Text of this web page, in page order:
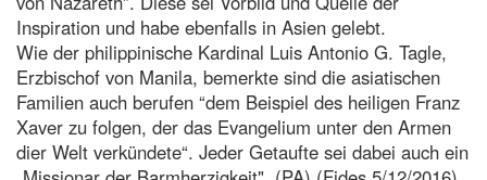
Inspiration und habe ebenfalls in Asien gelebt.
Wie der philippinische Kardinal Luis Antonio G. Tagle,
Erzbischof von Manila, bemerkte sind die asiatischen
Familien auch berufen “dem Beispiel des heiligen Franz
Xaver zu folgen, der das Evangelium unter den Armen
dier Welt verkündete“. Jeder Getaufte sei dabei auch ein